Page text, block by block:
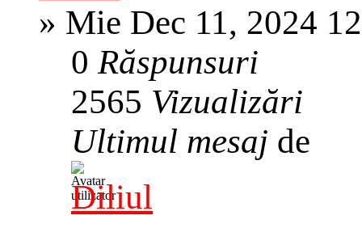
» Mie Dec 11, 2024
0Răspunsuri
2565 Vizualizări
Ultimul mesaj de
Diliul